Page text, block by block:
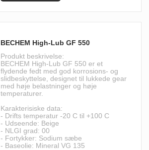
BECHEM High-Lub GF 550
Produkt beskrivelse:
BECHEM High-Lub GF 550 er et
flydende fedt med god korrosions- og
slidbeskyttelse, designet til lukkede gear
med høje belastninger og høje
temperaturer.
Karakterisiske data:
- Drifts temperatur -20 C til +100 C
- Udseende: Beige
- NLGI grad: 00
- Fortykker: Sodium sæbe
- Baseolie: Mineral VG 135